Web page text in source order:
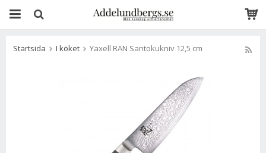
Startsida I köket Yaxell RAN Santokukniv 12,5 cm